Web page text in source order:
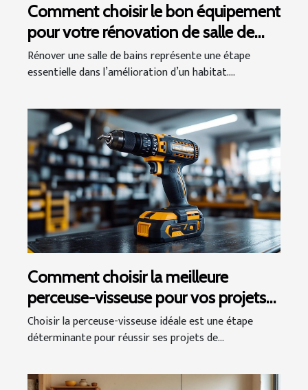
Comment choisir le bon équipement
pour votre rénovation de salle de
bains ?
Rénover une salle de bains représente une étape
essentielle dans l’amélioration d’un habitat....
Comment choisir la meilleure
perceuse-visseuse pour vos projets
de bricolage ?
Choisir la perceuse-visseuse idéale est une étape
déterminante pour réussir ses projets de...